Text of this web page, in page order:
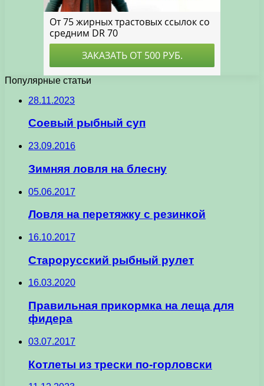
Популярные статьи
28.11.2023
Соевый рыбный суп
23.09.2016
Зимняя ловля на блесну
05.06.2017
Ловля на перетяжку с резинкой
16.10.2017
Старорусский рыбный рулет
16.03.2020
Правильная прикормка на леща для
фидера
03.07.2017
Котлеты из трески по-горловски